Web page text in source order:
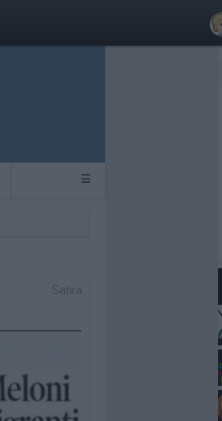
☰
Satira